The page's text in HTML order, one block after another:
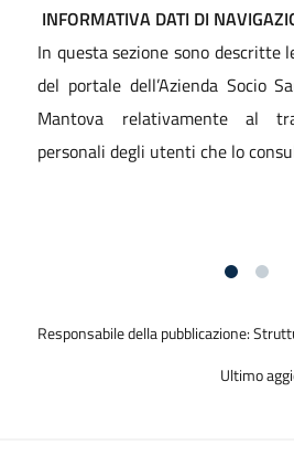
INFORMATIVA DATI DI
In questa sezione sono descritte
del portale dell’Azienda Socio
Mantova relativamente al
personali degli utenti che lo
Responsabile della pubblicazione:
Ultimo